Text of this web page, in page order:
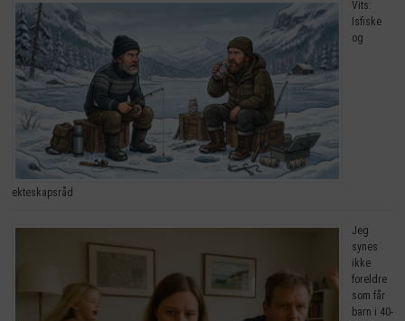
Vits:
Isfiske
og
ekteskapsråd
Jeg
synes
ikke
foreldre
som får
barn i 40-